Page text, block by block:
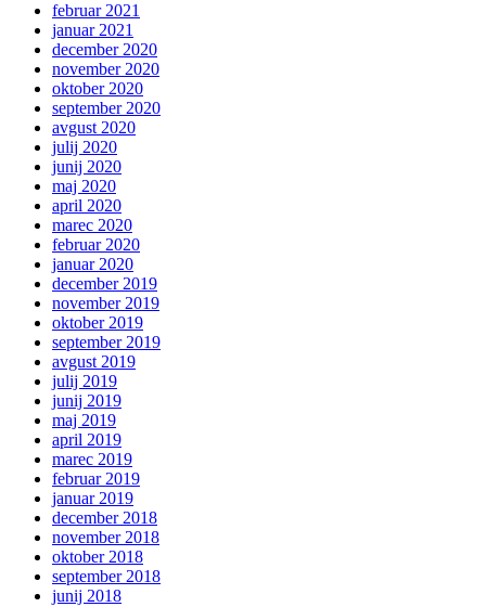
februar 2021
januar 2021
december 2020
november 2020
oktober 2020
september 2020
avgust 2020
julij 2020
junij 2020
maj 2020
april 2020
marec 2020
februar 2020
januar 2020
december 2019
november 2019
oktober 2019
september 2019
avgust 2019
julij 2019
junij 2019
maj 2019
april 2019
marec 2019
februar 2019
januar 2019
december 2018
november 2018
oktober 2018
september 2018
junij 2018